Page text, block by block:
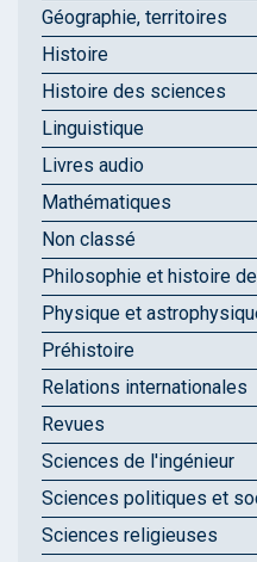
Géographie, territoires
Histoire
Histoire des sciences
Linguistique
Livres audio
Mathématiques
Non classé
Philosophie et histoire
Physique et
Préhistoire
Relations internationales
Revues
Sciences de l'ingénieur
Sciences politiques et
Sciences religieuses